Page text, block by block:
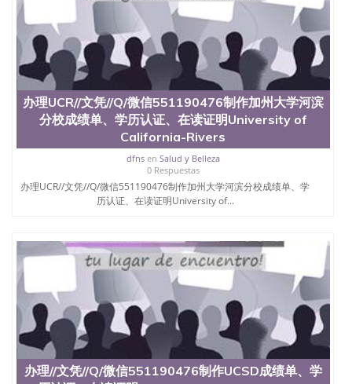
办理UCR//文凭//Q/微信551190476制作加州大学河滨
分校成绩单、学历认证、在读证明University of
California-Rivers
dfnsen Salud y Belleza
0 Respuestas
办理UCR//文凭//Q/微信551190476制作加州大学河滨分校成绩单、学
历认证、在读证明University of...
办理//文凭//Q/微信551190476制作UCSD成绩单、学